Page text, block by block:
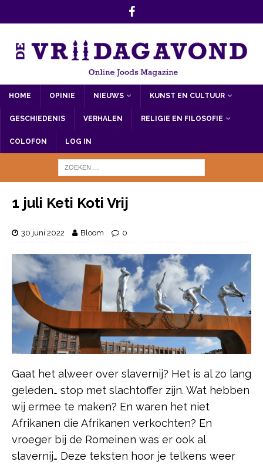
HOME OPINIE NIEUWS KUNST EN CULTUUR
GESCHIEDENIS VERHALEN RELIGIE EN FILOSOFIE
COLOFON LOG IN
1 juli Keti Koti Vrij
30 juni 2022 Bloom 0
Gaat het alweer over slavernij? Het is al zo lang
geleden… stop met slachtoffer zijn. Wat hebben
wij ermee te maken? En waren het niet
Afrikanen die Afrikanen verkochten? En
vroeger bij de Romeinen was er ook al
slavernij… Deze teksten hoor je telkens weer